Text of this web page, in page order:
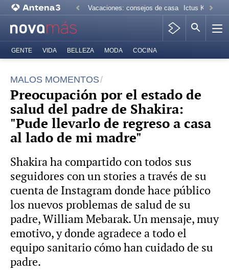
Vacaciones: consejos de casa Ictus Kiko
GENTE VIDA BELLEZA MODA COCINA
MALOS MOMENTOS
Preocupación por el estado de
salud del padre de Shakira:
"Pude llevarlo de regreso a casa
al lado de mi madre"
Shakira ha compartido con todos sus
seguidores con un stories a través de su
cuenta de Instagram donde hace público
los nuevos problemas de salud de su
padre, William Mebarak. Un mensaje, muy
emotivo, y donde agradece a todo el
equipo sanitario cómo han cuidado de su
padre.